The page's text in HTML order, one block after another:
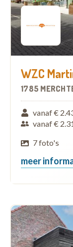
WZC
1785
vanaf €
vanaf €
7 foto's
meer